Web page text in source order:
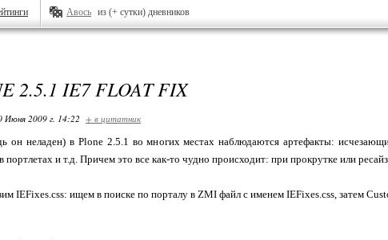
Авось из (+ сутки) дневников
2.5.1 IE7 FLOAT FIX
Июня 2009 г. 14:22 + в цитатник
он неладен) в Plone 2.5.1 во многих местах наблюдаются артефакты:
портлетах и т.д. Причем это все как-то чудно происходит: при прокрутке или
IEFixes.css: ищем в поиске по порталу в ZMI файл с именем IEFixes.css, затем